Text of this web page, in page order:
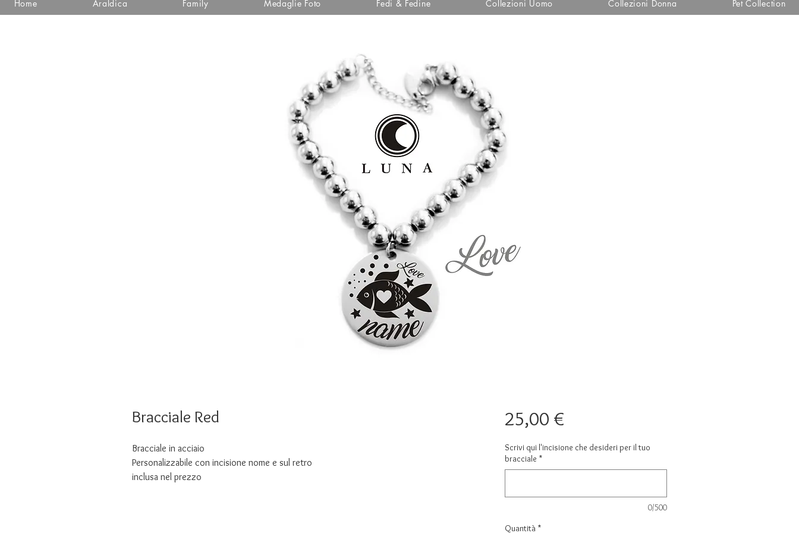
Home Araldica Family Medaglie Foto Fedi & Fedine Collezioni Uomo Collezioni Donna Pet Collection
Bracciale Red
Bracciale in acciaio
Personalizzabile con incisione nome e sul retro
inclusa nel prezzo
25,00 €Prezzo
Scrivi qui l'incisione che desideri per il tuo
bracciale *
0/500
Quantità *